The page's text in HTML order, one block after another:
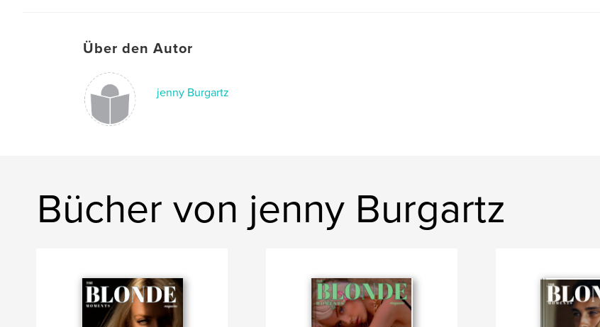
Über den Autor
jenny Burgartz
Bücher von jenny Burgartz